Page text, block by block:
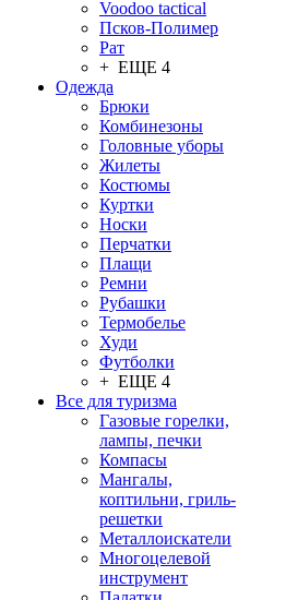
Voodoo tactical
Псков-Полимер
Рат
+ ЕЩЕ 4
Одежда
Брюки
Комбинезоны
Головные уборы
Жилеты
Костюмы
Куртки
Носки
Перчатки
Плащи
Ремни
Рубашки
Термобелье
Худи
Футболки
+ ЕЩЕ 4
Все для туризма
Газовые горелки,
лампы, печки
Компасы
Мангалы,
коптильни, гриль-
решетки
Металлоискатели
Многоцелевой
инструмент